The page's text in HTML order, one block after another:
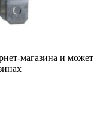
магазина и может